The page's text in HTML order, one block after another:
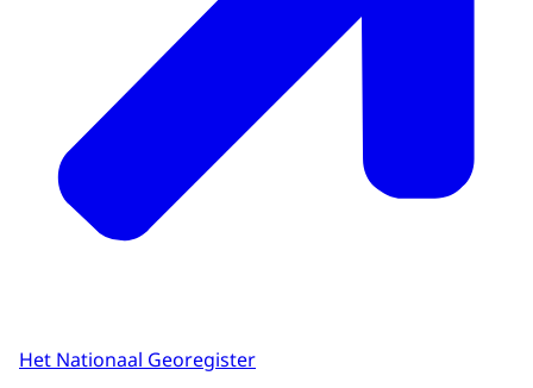
Het Nationaal Georegister